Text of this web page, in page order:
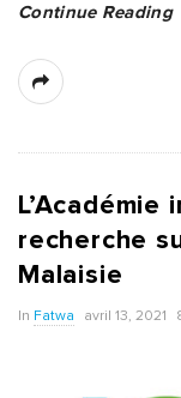
Continue Reading
recherche
Malaisie
In Fatwa avril 13, 2021